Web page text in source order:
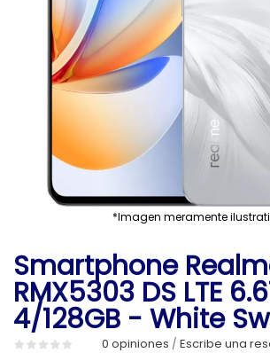
*Imagen meramente
Smartphone
RMX5303 DS LTE
4/128GB - White
0 opiniones / Escribe una